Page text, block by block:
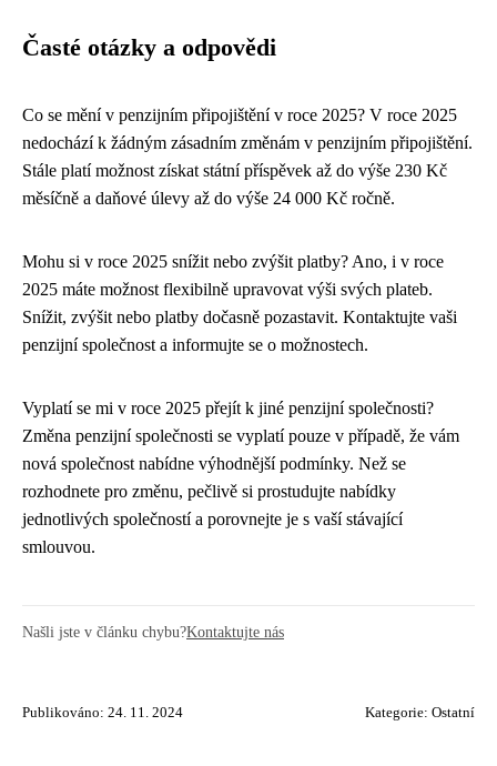
Časté otázky a odpovědi
Co se mění v penzijním připojištění v roce 2025? V roce 2025
nedochází k žádným zásadním změnám v penzijním připojištění.
Stále platí možnost získat státní příspěvek až do výše 230 Kč
měsíčně a daňové úlevy až do výše 24 000 Kč ročně.
Mohu si v roce 2025 snížit nebo zvýšit platby? Ano, i v roce
2025 máte možnost flexibilně upravovat výši svých plateb.
Snížit, zvýšit nebo platby dočasně pozastavit. Kontaktujte vaši
penzijní společnost a informujte se o možnostech.
Vyplatí se mi v roce 2025 přejít k jiné penzijní společnosti?
Změna penzijní společnosti se vyplatí pouze v případě, že vám
nová společnost nabídne výhodnější podmínky. Než se
rozhodnete pro změnu, pečlivě si prostudujte nabídky
jednotlivých společností a porovnejte je s vaší stávající
smlouvou.
Našli jste v článku chybu?Kontaktujte nás
Publikováno: 24. 11. 2024 Kategorie: Ostatní